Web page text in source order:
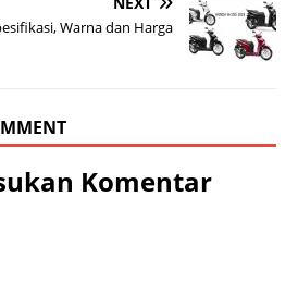
Warna dan Harga
Komentar